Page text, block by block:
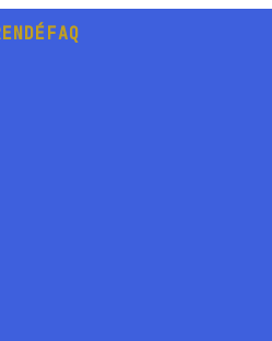
FAQ